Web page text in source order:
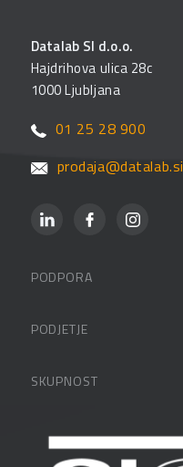
Datalab SI d.o.o.
Hajdrihova ulica 28c
1000 Ljubljana
01 25 28 900
prodaja@datalab.si
PODPORA
FAQ – pogosta vprašanja
PODJETJE
Zaposlitev
SKUPNOST
Blog